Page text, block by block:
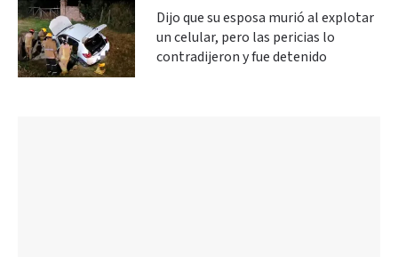
Dijo que su esposa murió al explotar
un celular, pero las pericias lo
contradijeron y fue detenido